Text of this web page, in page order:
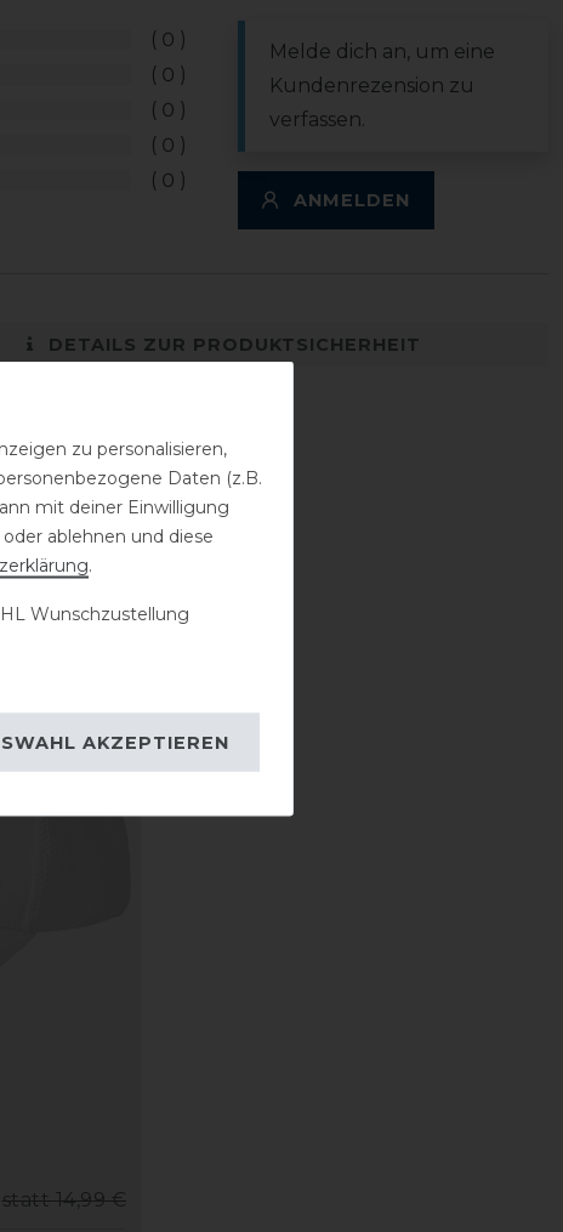
0
0
0
0
0
Melde dich an, um eine
Kundenrezension zu
verfassen.
ANMELDEN
DETAILS ZUR PRODUKTSICHERHEIT
statt 14,99 €
zu personalisieren,
Daten (z.B.
mit deiner Einwilligung
ablehnen und diese
.
Wunschzustellung
AKZEPTIEREN